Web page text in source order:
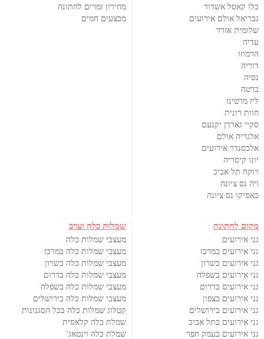
בלו קאסל אשדוד
גבריאל אולם אירועים
שלומית אזרד
עדיה
הרמוזו
דוריה
נסיה
ברטה
ליז מרטינז
חוות רונית
סקיי גארדן יקנעם
אלגריה אולם
אלכסנדר אירועים
יונו קיסריה
רוקח תל אביב
ויה נס ציונה
באסיקו נס ציונה
מחירון זמרים לחתונה
מבצעים חמים
מקום לחתונה
גני אירועים
גני אירועים במרכז
גני אירועים בשרון
גני אירועים בשפלה
גני אירועים בדרום
גני אירועים בצפון
גני אירועים בירושלים
גני אירועים בתל אביב
גני אירועים בעמק חפר
שמלות כלה וערב
מעצבי שמלות כלה
מעצבי שמלות כלה במרכז
מעצבי שמלות כלה בשרון
מעצבי שמלות כלה בדרום
מעצבי שמלות כלה בשפלה
מעצבי שמלות כלה בירושלים
קטלוג שמלות כלה בכל הסגנונות
שמלת כלה קלאסית
שמלת כלה וינטאג'